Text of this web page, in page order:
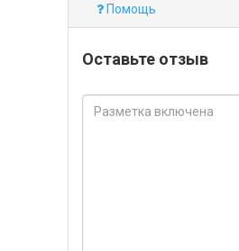
Помощь
Оставьте отзыв